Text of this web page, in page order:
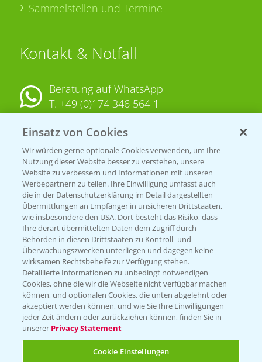
Sammelstellen und Termine
Kontakt & Notfall
Beratung auf WhatsApp
T. +49 (0)174 346 564 1
KONTAKT
Hilfe in Notfällen
T.+49 (0)214/30-20220
Folgen Sie uns
Einsatz von Cookies
Wir würden gerne optionale Cookies verwenden, um Ihre
Nutzung dieser Website besser zu verstehen, unsere
Website zu verbessern und Informationen mit unseren
Werbepartnern zu teilen. Ihre Einwilligung umfasst auch
die in der Datenschutzerklärung im Detail dargestellten
Übermittlungen an Empfänger in unsicheren Drittstaaten,
wie insbesondere den USA. Dort besteht das Risiko, dass
Ihre derart übermittelten Daten dem Zugriff durch
Behörden in diesen Drittstaaten zu Kontroll- und
Überwachungszwecken unterliegen und dagegen keine
wirksamen Rechtsbehelfe zur Verfügung stehen.
Detaillierte Informationen zu unbedingt notwendigen
Cookies, ohne die wir die Webseite nicht verfügbar machen
können, und optionalen Cookies, die unten abgelehnt oder
akzeptiert werden können, und wie Sie Ihre Einwilligungen
jeder Zeit ändern oder zurückziehen können, finden Sie in
unserer Privacy Statement
Cookie Einstellungen